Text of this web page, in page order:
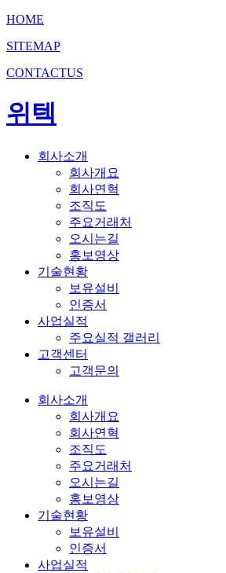
HOME
SITEMAP
CONTACTUS
위텍
회사소개
회사개요
회사연혁
조직도
주요거래처
오시는길
홍보영상
기술현황
보유설비
인증서
사업실적
주요실적 갤러리
고객센터
고객문의
회사소개
회사개요
회사연혁
조직도
주요거래처
오시는길
홍보영상
기술현황
보유설비
인증서
사업실적